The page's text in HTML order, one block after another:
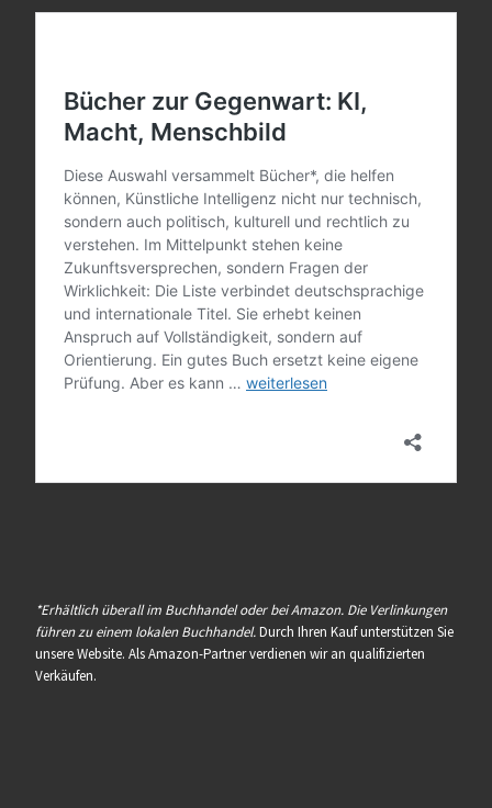
*Erhältlich überall im Buchhandel oder bei Amazon. Die Verlinkungen
führen zu einem lokalen Buchhandel.Durch Ihren Kauf unterstützen Sie
unsere Website. Als Amazon-Partner verdienen wir an qualifizierten
Verkäufen.